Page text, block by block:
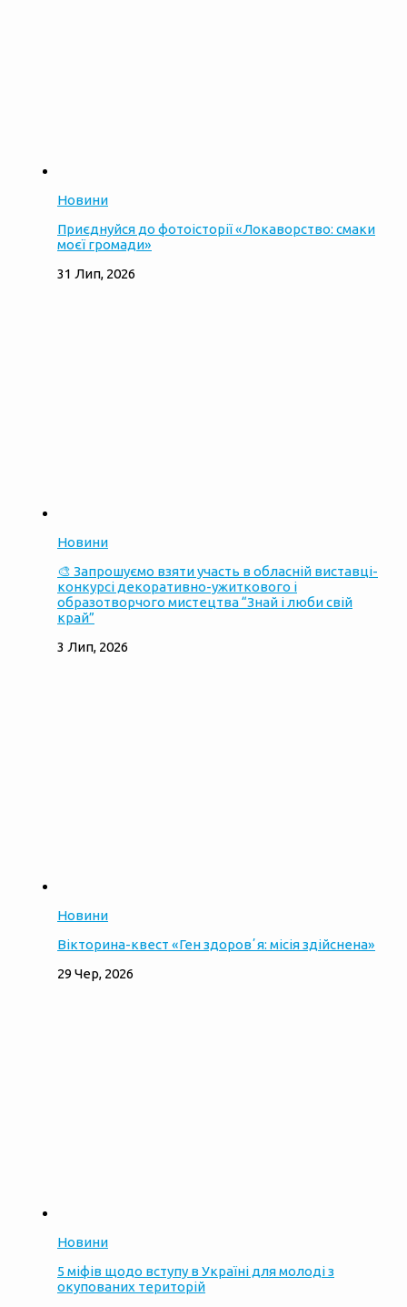
Новини
Приєднуйся до фотоісторії «Локаворство: смаки
моєї громади»
31 Лип, 2026
Новини
🎨 Запрошуємо взяти участь в обласній виставці-
конкурсі декоративно-ужиткового і
образотворчого мистецтва “Знай і люби свій
край”
3 Лип, 2026
Новини
Вікторина-квест «Ген здоровʼя: місія здійснена»
29 Чер, 2026
Новини
5 міфів щодо вступу в Україні для молоді з
окупованих територій